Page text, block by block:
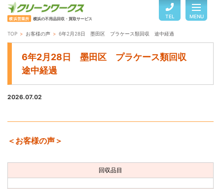
横浜営業所 横浜の不用品回収・買取サービス TEL MENU
TOP
よくある質問
TOP お客様の声 6年2月28日 墨田区 プラケース類回収 途中経過
6年2月28日 墨田区 プラケース類回収
途中経過
2026.07.02
＜お客様の声＞
回収品目